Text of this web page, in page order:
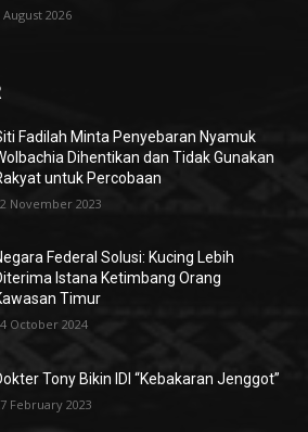
August 2026
Fadilah Minta Penyebaran Nyamuk
Dihentikan dan Tidak Gunakan
untuk Percobaan
November 2023
Federal Solusi: Kucing Lebih
Istana Ketimbang Orang
Timur
October 2024
Tony Bikin IDI “Kebakaran Jenggot”
February 2023